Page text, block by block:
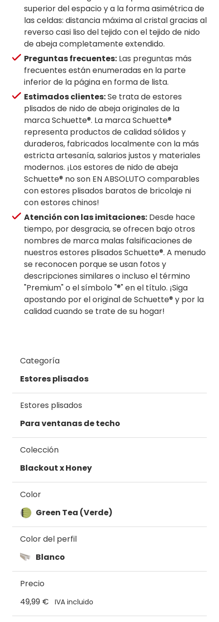
superior del espacio y a la forma asimétrica de
las celdas: distancia máxima al cristal gracias al
reverso casi liso del tejido con el tejido de nido
de abeja completamente extendido.
Preguntas frecuentes: Las preguntas más
frecuentes están enumeradas en la parte
inferior de la página en forma de lista.
Estimados clientes:Se trata de estores
plisados de nido de abeja originales de la
marca Schuette®. La marca Schuette®
representa productos de calidad sólidos y
duraderos, fabricados localmente con la más
estricta artesanía, salarios justos y materiales
modernos. ¡Los estores de nido de abeja
Schuette® no son EN ABSOLUTO comparables
con estores plisados baratos de bricolaje ni
con estores chinos!
Atención con las imitaciones: Desde hace
tiempo, por desgracia, se ofrecen bajo otros
nombres de marca malas falsificaciones de
nuestros estores plisados Schuette®. A menudo
se reconocen porque se usan fotos y
descripciones similares o incluso el término
"Premium" o el símbolo "®" en el título. ¡Siga
apostando por el original de Schuette® y por la
calidad cuando se trate de su hogar!
Categoría
Estores plisados
Estores plisados
Para ventanas de techo
Colección
Blackout x Honey
Color
Green Tea (Verde)
Color del perfil
Blanco
Precio
49,99 € IVA incluido